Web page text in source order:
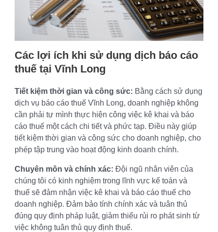
Các lợi ích khi sử dụng dịch báo cáo
thuế tại Vĩnh Long
Tiết kiệm thời gian và công sức: Bằng cách sử dụng
dịch vụ báo cáo thuế Vĩnh Long, doanh nghiệp không
cần phải tự mình thực hiện công việc kê khai và báo
cáo thuế một cách chi tiết và phức tạp. Điều này giúp
tiết kiệm thời gian và công sức cho doanh nghiệp, cho
phép tập trung vào hoạt động kinh doanh chính.
Chuyên môn và chính xác: Đội ngũ nhân viên của
chúng tôi có kinh nghiệm trong lĩnh vực kế toán và
thuế sẽ đảm nhận việc kê khai và báo cáo thuế cho
doanh nghiệp. Đảm bảo tính chính xác và tuân thủ
đúng quy định pháp luật, giảm thiểu rủi ro phát sinh từ
việc không tuân thủ quy định thuế.